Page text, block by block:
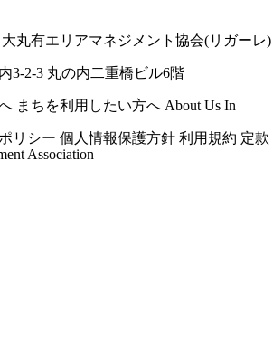
丸有エリアマネジメント協会(リガーレ)
3-2-3 丸の内二重橋ビル6階
まちを利用したい方へ About Us In
リシー 個人情報保護方針 利用規約 定款
Association